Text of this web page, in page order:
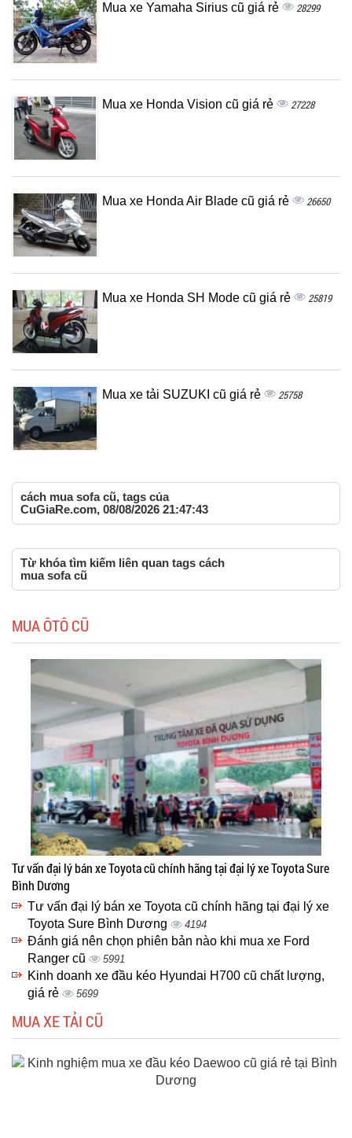
Mua xe Yamaha Sirius cũ giá rẻ 28299
Mua xe Honda Vision cũ giá rẻ 27228
Mua xe Honda Air Blade cũ giá rẻ 26650
Mua xe Honda SH Mode cũ giá rẻ 25819
Mua xe tải SUZUKI cũ giá rẻ 25758
cách mua sofa cũ, tags của
CuGiaRe.com, 08/08/2026 21:47:43
Từ khóa tìm kiếm liên quan tags cách
mua sofa cũ
MUA ÔTÔ CŨ
Tư vấn đại lý bán xe Toyota cũ chính hãng tại đại lý xe Toyota Sure
Bình Dương
Tư vấn đại lý bán xe Toyota cũ chính hãng tại đại lý xe
Toyota Sure Bình Dương
4194
Đánh giá nên chọn phiên bản nào khi mua xe Ford
Ranger cũ
5991
Kinh doanh xe đầu kéo Hyundai H700 cũ chất lượng,
giá rẻ
5699
MUA XE TẢI CŨ